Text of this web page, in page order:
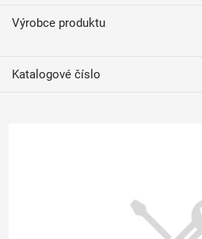
Výrobce produktu
Katalogové číslo